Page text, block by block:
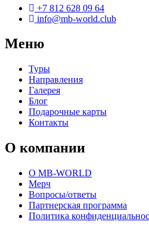
+7 812 628 09 64
info@mb-world.club
Меню
Туры
Направления
Галерея
Блог
Подарочные карты
Контакты
О компании
О MB-WORLD
Мерч
Вопросы/ответы
Партнерская программа
Политика